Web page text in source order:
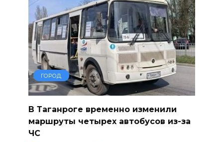
ГОРОД
В Таганроге временно изменили
маршруты четырех автобусов из-за
ЧС